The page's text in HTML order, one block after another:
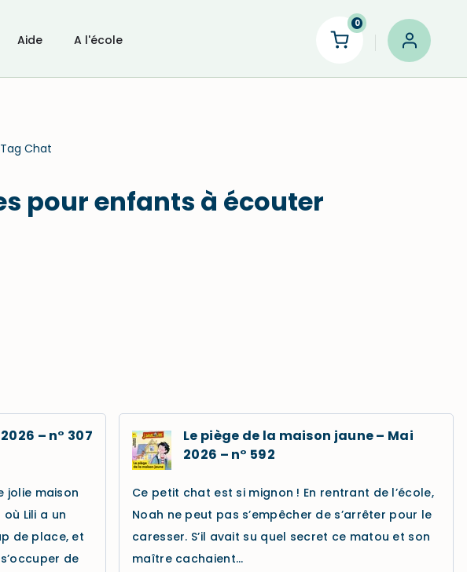
Aide A l'école
0
Tag Chat
pour enfants à écouter
– n° 307
jolie maison
Lili a un
de place, et
de
Le piège de la maison jaune – Mai
2026 – n° 592
Ce petit chat est si mignon ! En rentrant de l’école,
Noah ne peut pas s’empêcher de s’arrêter pour le
caresser. S’il avait su quel secret ce matou et son
maître cachaient…